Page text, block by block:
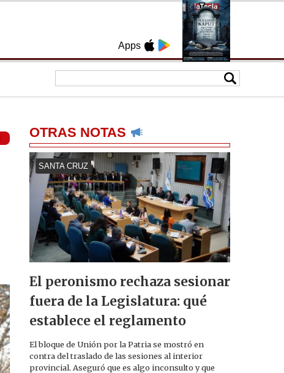
Apps
OTRAS NOTAS
SANTA CRUZ
El peronismo rechaza sesionar
fuera de la Legislatura: qué
establece el reglamento
El bloque de Unión por la Patria se mostró en
contra del traslado de las sesiones al interior
provincial. Aseguró que es algo inconsulto y que